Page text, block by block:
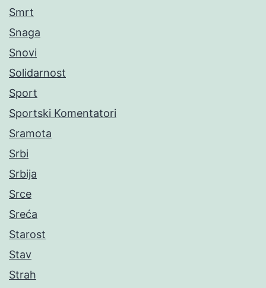
Smrt
Snaga
Snovi
Solidarnost
Sport
Sportski Komentatori
Sramota
Srbi
Srbija
Srce
Sreća
Starost
Stav
Strah